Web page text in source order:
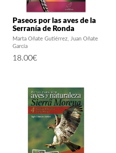
Paseos por las aves de la
Serranía de Ronda
Marta Oñate Gutiérrez
Juan Oñate
García
18.00€